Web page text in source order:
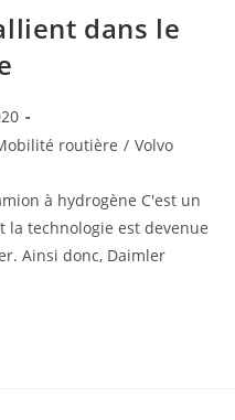
dans le
routière / Volvo
à hydrogène C'est un
technologie est devenue
Ainsi donc, Daimler